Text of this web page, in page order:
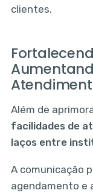
clientes.
Além de
facilidades de
laços entre
A comunicação
agendamento e